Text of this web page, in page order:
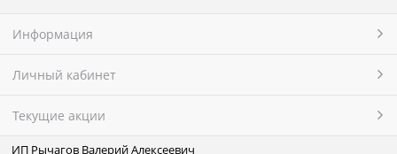
Информация
Личный кабинет
Текущие акции
ИП Рычагов Валерий Алексеевич